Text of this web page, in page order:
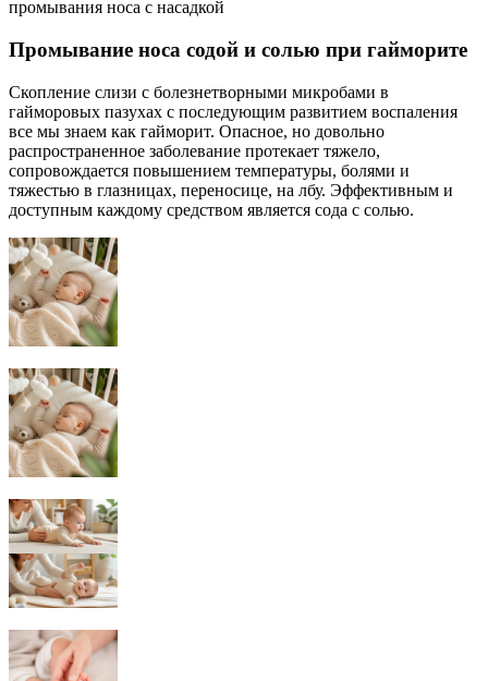
промывания носа с насадкой
Промывание носа содой и солью при гайморите
Скопление слизи с болезнетворными микробами в
гайморовых пазухах с последующим развитием воспаления
все мы знаем как гайморит. Опасное, но довольно
распространенное заболевание протекает тяжело,
сопровождается повышением температуры, болями и
тяжестью в глазницах, переносице, на лбу. Эффективным и
доступным каждому средством является сода с солью.